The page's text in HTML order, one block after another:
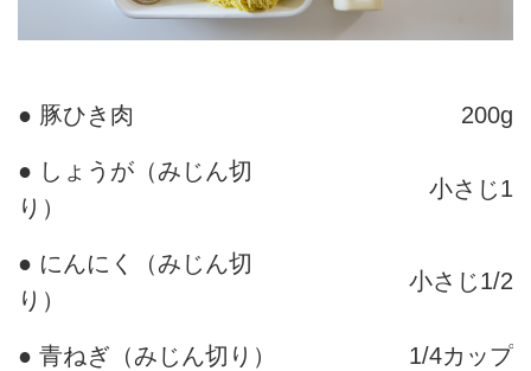
● 豚ひき肉 200g
● しょうが（みじん切
り）
小さじ1
● にんにく（みじん切
り）
小さじ1/2
● 青ねぎ（みじん切り） 1/4カップ